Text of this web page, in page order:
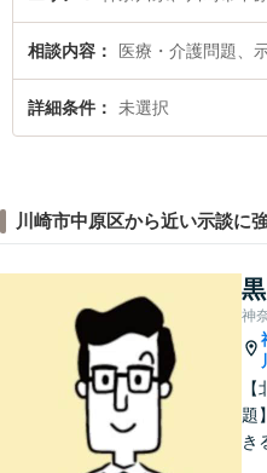
相談内容 医療・介護問題、
詳細条件 未選択
川崎市中原区から近い示談に
神
題
き